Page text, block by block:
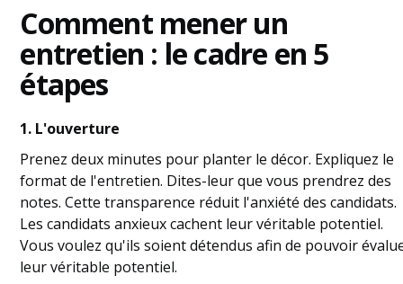
Comment mener un
entretien : le cadre en 5
étapes
1. L'ouverture
Prenez deux minutes pour planter le décor. Expliquez le
format de l'entretien. Dites-leur que vous prendrez des
notes. Cette transparence réduit l'anxiété des candidats.
Les candidats anxieux cachent leur véritable potentiel.
Vous voulez qu'ils soient détendus afin de pouvoir
leur véritable potentiel.